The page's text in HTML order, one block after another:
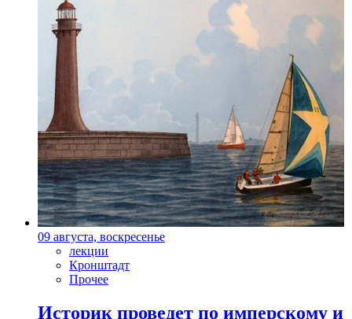
09 августа, воскресенье
лекции
Кронштадт
Прочее
Историк проведет по имперскому и